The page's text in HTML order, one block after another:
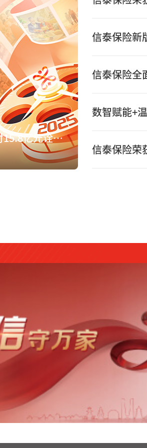
数智赋能+温情服务 信泰保险2025年赔付15.8亿元诠释保险初心
数智赋能+
信泰保险荣